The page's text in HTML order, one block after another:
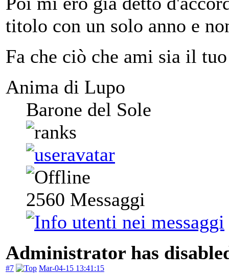
titolo con un solo anno e
Fa che ciò che ami sia il
Anima di Lupo
Barone del Sole
2560 Messaggi
Administrator has
#7 Mar-04-15 13:41:15